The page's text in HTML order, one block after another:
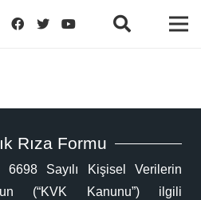
Rıza Formu
6698 Sayılı Kişisel Verilerin
(“KVK Kanunu”) ilgili